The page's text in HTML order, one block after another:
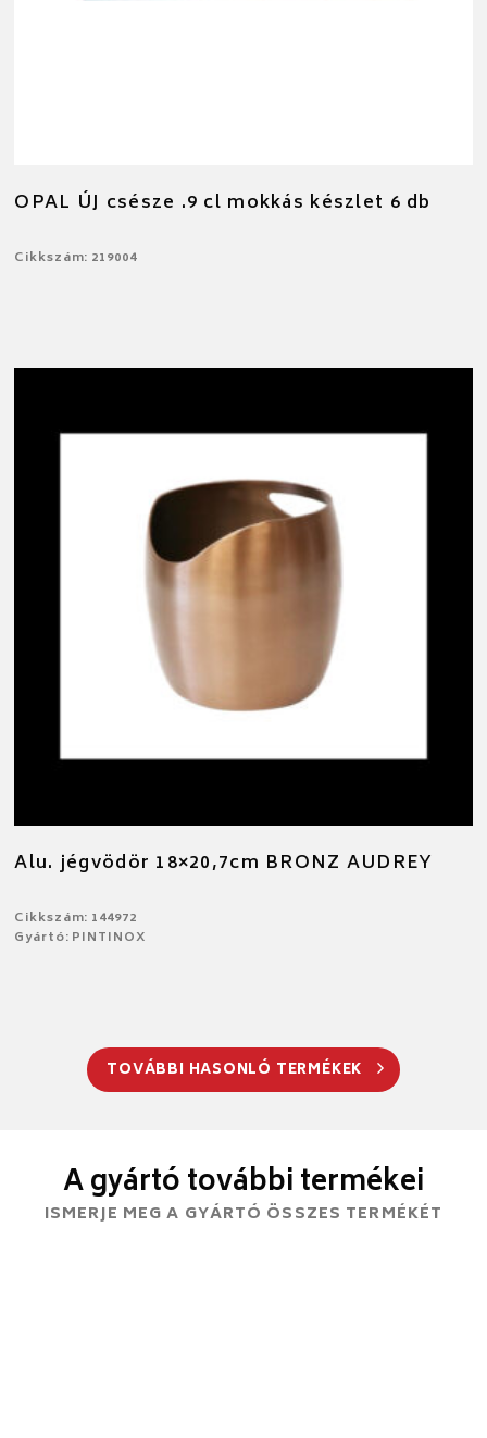
OPAL ÚJ csésze .9 cl mokkás készlet 6 db
Cikkszám: 219004
Alu. jégvödör 18×20,7cm BRONZ AUDREY
Cikkszám: 144972
Gyártó: PINTINOX
TOVÁBBI HASONLÓ TERMÉKEK
A gyártó további termékei
ISMERJE MEG A GYÁRTÓ ÖSSZES TERMÉKÉT